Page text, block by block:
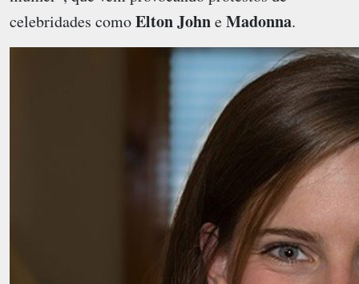
celebridades comoElton JohneMadonna.